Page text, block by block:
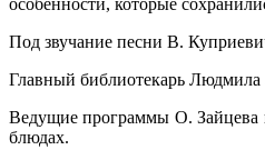
Под звучание песни В.
Главный библиотекарь Людмила
Ведущие программы О. Зайцева
блюдах.